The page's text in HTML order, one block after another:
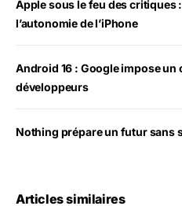
Apple sous le feu des
l’autonomie de l’iPhone
Android 16 : Google impose un
développeurs
Nothing prépare un futur sans
Articles similaires